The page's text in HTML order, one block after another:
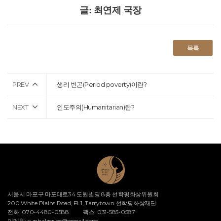
글: 최연제 국장
목록
PREV 생리 빈곤(Period poverty)이란?
NEXT 인도주의(Humanitarian)란?
서울시 마포구 마포대로34 도원빌딩 8층 선학평화상위원회
200 White Plains Road, FL1, Tarrytown 선학평화상재단
전화: 070-4480-0588
팩스: 031-585-0587